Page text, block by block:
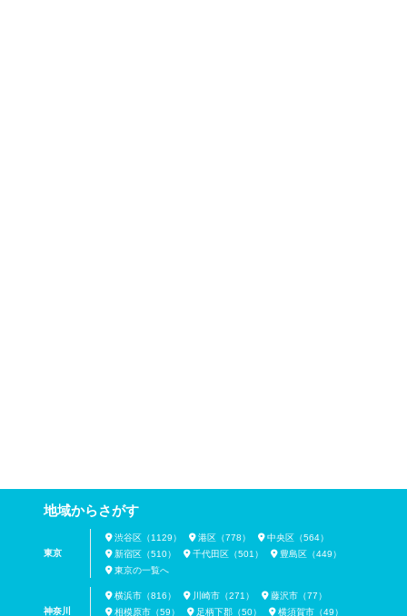
地域からさがす
東京
渋谷区（1129） 港区（778）
中央区（564）
新宿区（510）
千代田区（501）
豊島区（449）
東京の一覧へ
神奈川
横浜市（816） 川崎市（271）
藤沢市（77）
相模原市（59）
足柄下郡（50） 横須賀市（49）